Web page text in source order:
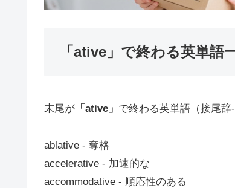
「ative」で終わる英単語
末尾が 「ative」 で終わる英単語（接尾辞
ablative ‐ 奪格
accelerative ‐ 加速的な
accommodative ‐ 順応性のある